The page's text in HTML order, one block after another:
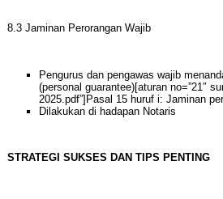
8.3 Jaminan Perorangan Wajib
Pengurus dan pengawas wajib
(personal guarantee)[aturan no=”21″
2025.pdf”]Pasal 15 huruf i: Jaminan
Dilakukan di hadapan Notaris
STRATEGI SUKSES DAN TIPS PENTING